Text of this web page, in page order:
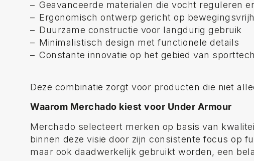
Geavanceerde materialen die vocht reguleren
Ergonomisch ontwerp gericht op
Duurzame constructie voor langdurig gebruik
Minimalistisch design met functionele details
Constante innovatie op het gebied van
Deze combinatie zorgt voor producten die niet
Waarom Merchado kiest voor Under Armour
Merchado selecteert merken op basis van
binnen deze visie door zijn consistente focus op
maar ook daadwerkelijk gebruikt worden, een